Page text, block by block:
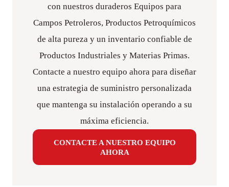
con nuestros duraderos Equipos para
Campos Petroleros, Productos Petroquímicos
de alta pureza y un inventario confiable de
Productos Industriales y Materias Primas.
Contacte a nuestro equipo ahora para diseñar
una estrategia de suministro personalizada
que mantenga su instalación operando a su
máxima eficiencia.
CONTACTE A NUESTRO EQUIPO
AHORA